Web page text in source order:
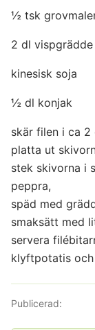
½ tsk
2 dl vispgrädde
kinesisk soja
½ dl konjak
skär filen i ca
platta ut
stek skivorna i
peppra,
späd med
smaksätt med
servera
klyftpotatis
Publicerad: